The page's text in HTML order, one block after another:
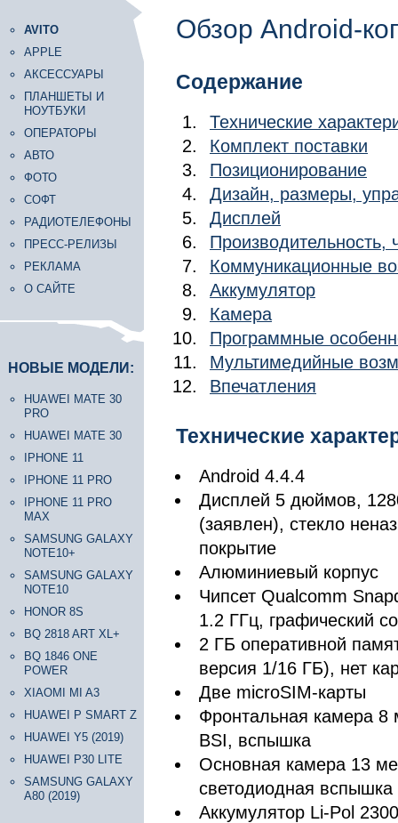
AVITO
APPLE
АКСЕССУАРЫ
ПЛАНШЕТЫ И
НОУТБУКИ
ОПЕРАТОРЫ
АВТО
ФОТО
СОФТ
РАДИОТЕЛЕФОНЫ
ПРЕСС-РЕЛИЗЫ
РЕКЛАМА
О САЙТЕ
НОВЫЕ МОДЕЛИ:
HUAWEI MATE 30
PRO
HUAWEI MATE 30
IPHONE 11
IPHONE 11 PRO
IPHONE 11 PRO
MAX
SAMSUNG GALAXY
NOTE10+
SAMSUNG GALAXY
NOTE10
HONOR 8S
BQ 2818 ART XL+
BQ 1846 ONE
POWER
XIAOMI MI A3
HUAWEI P SMART Z
HUAWEI Y5 (2019)
HUAWEI P30 LITE
SAMSUNG GALAXY
A80 (2019)
Обзор Android-
Содержание
Технические
Комплект поставки
Позиционирование
Дизайн, размеры,
Дисплей
Производительность,
Коммуникационные
Аккумулятор
Камера
Программные
Мультимедийные
Впечатления
Технические
Android 4.4.4
Дисплей 5 дюймов,
(заявлен), стекло
покрытие
Алюминиевый корпус
Чипсет Qualcomm
1.2 ГГц, графический
2 ГБ оперативной
версия 1/16 ГБ), нет
Две microSIM-карты
Фронтальная камера 8
BSI, вспышка
Основная камера 13
светодиодная вспышка
Аккумулятор Li-Pol